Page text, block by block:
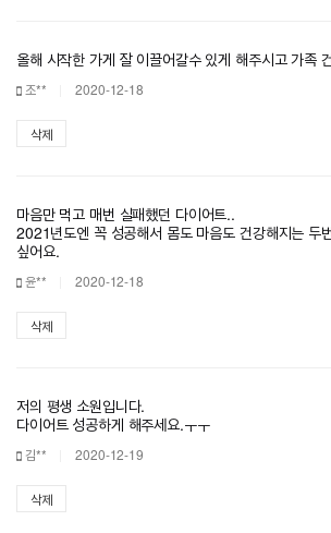
올해 시작한 가게 잘 이끌어갈수 있게 해주시고 가족
조** 2020-12-18
삭제
마음만 먹고 매번 실패했던 다이어트..
2021년도엔 꼭 성공해서 몸도 마음도 건강해지는 두
싶어요.
윤** 2020-12-18
삭제
저의 평생 소원입니다.
다이어트 성공하게 해주세요.ㅜㅜ
김** 2020-12-19
삭제